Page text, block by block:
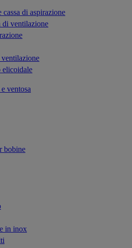
cassa di aspirazione
di ventilazione
elicoidale
ventosa
bobine
in inox